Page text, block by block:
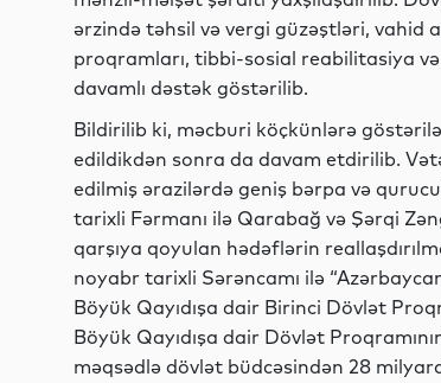
ərzində təhsil və vergi güzəştləri, vahid
proqramları, tibbi-sosial reabilitasiya
davamlı dəstək göstərilib.
Bildirilib ki, məcburi köçkünlərə
edildikdən sonra da davam etdirilib.
edilmiş ərazilərdə geniş bərpa və
tarixli Fərmanı ilə Qarabağ və Şərqi
qarşıya qoyulan hədəflərin
noyabr tarixli Sərəncamı ilə
Böyük Qayıdışa dair Birinci Dövlət
Böyük Qayıdışa dair Dövlət
məqsədlə dövlət büdcəsindən 28